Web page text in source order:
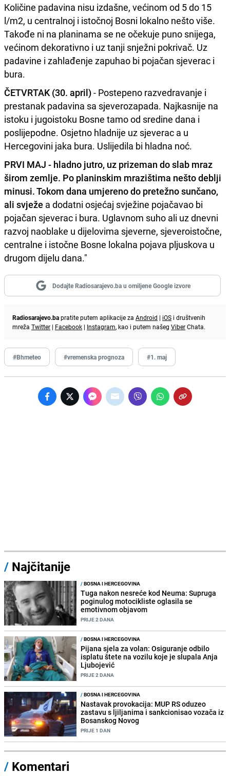
Količine padavina nisu izdašne, većinom od 5 do 15
l/m2, u centralnoj i istočnoj Bosni lokalno nešto više.
Takođe ni na planinama se ne očekuje puno snijega,
većinom dekorativno i uz tanji snježni pokrivač. Uz
padavine i zahlađenje zapuhao bi pojačan sjeverac i
bura.
ČETVRTAK (30. april)- Postepeno razvedravanje i
prestanak padavina sa sjeverozapada. Najkasnije na
istoku i jugoistoku Bosne tamo od sredine dana i
poslijepodne. Osjetno hladnije uz sjeverac a u
Hercegovini jaka bura. Uslijedila bi hladna noć.
PRVI MAJ - hladno jutro, uz prizeman do slab mraz
širom zemlje. Po planinskim mrazištima nešto deblji
minusi. Tokom dana umjereno do pretežno sunčano,
ali svježe a dodatni osjećaj svježine pojačavao bi
pojačan sjeverac i bura. Uglavnom suho ali uz dnevni
razvoj naoblake u dijelovima sjeverne, sjeveroistočne,
centralne i istočne Bosne lokalna pojava pljuskova u
drugom dijelu dana."
Dodajte Radiosarajevo.ba u omiljene Google izvore
Radiosarajevo.bapratite putem aplikacije za Android | iOS i društvenih
mreža Twitter | Facebook | Instagram, kao i putem našeg ViberChata.
#Bhmeteo #vremenska prognoza #1. maj
/ Najčitanije
/BOSNA I HERCEGOVINA
Tuga nakon nesreće kod Neuma: Supruga
poginulog motocikliste oglasila se
emotivnom objavom
PRIJE 2 DANA
/BOSNA I HERCEGOVINA
Pijana sjela za volan: Osiguranje odbilo
isplatu štete na vozilu koje je slupala Anja
Ljubojević
PRIJE 2 DANA
/BOSNA I HERCEGOVINA
Nastavak provokacija: MUP RS oduzeo
zastavu s ljiljanima i sankcionisao vozača iz
Bosanskog Novog
PRIJE 1 DAN
/ Komentari